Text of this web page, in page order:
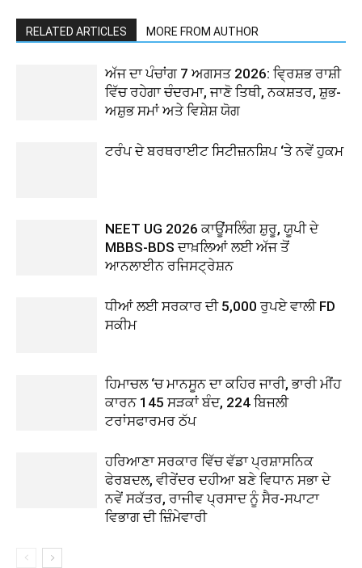
RELATED ARTICLES MORE FROM AUTHOR
ਅੱਜ ਦਾ ਪੰਚਾਂਗ 7 ਅਗਸਤ 2026: ਵ੍ਰਿਸ਼ਭ ਰਾਸ਼ੀ
ਵਿੱਚ ਰਹੇਗਾ ਚੰਦਰਮਾ, ਜਾਣੋ ਤਿਥੀ, ਨਕਸ਼ਤਰ, ਸ਼ੁਭ-
ਅਸ਼ੁਭ ਸਮਾਂ ਅਤੇ ਵਿਸ਼ੇਸ਼ ਯੋਗ
ਟਰੰਪ ਦੇ ਬਰਥਰਾਈਟ ਸਿਟੀਜ਼ਨਸ਼ਿਪ ‘ਤੇ ਨਵੇਂ ਹੁਕਮ
NEET UG 2026 ਕਾਊਂਸਲਿੰਗ ਸ਼ੁਰੂ, ਯੂਪੀ ਦੇ
MBBS-BDS ਦਾਖ਼ਲਿਆਂ ਲਈ ਅੱਜ ਤੋਂ
ਆਨਲਾਈਨ ਰਜਿਸਟ੍ਰੇਸ਼ਨ
ਧੀਆਂ ਲਈ ਸਰਕਾਰ ਦੀ 5,000 ਰੁਪਏ ਵਾਲੀ FD
ਸਕੀਮ
ਹਿਮਾਚਲ ‘ਚ ਮਾਨਸੂਨ ਦਾ ਕਹਿਰ ਜਾਰੀ, ਭਾਰੀ ਮੀਂਹ
ਕਾਰਨ 145 ਸੜਕਾਂ ਬੰਦ, 224 ਬਿਜਲੀ
ਟਰਾਂਸਫਾਰਮਰ ਠੱਪ
ਹਰਿਆਣਾ ਸਰਕਾਰ ਵਿੱਚ ਵੱਡਾ ਪ੍ਰਸ਼ਾਸਨਿਕ
ਫੇਰਬਦਲ, ਵੀਰੇਂਦਰ ਦਹੀਆ ਬਣੇ ਵਿਧਾਨ ਸਭਾ ਦੇ
ਨਵੇਂ ਸਕੱਤਰ, ਰਾਜੀਵ ਪ੍ਰਸਾਦ ਨੂੰ ਸੈਰ-ਸਪਾਟਾ
ਵਿਭਾਗ ਦੀ ਜ਼ਿੰਮੇਵਾਰੀ